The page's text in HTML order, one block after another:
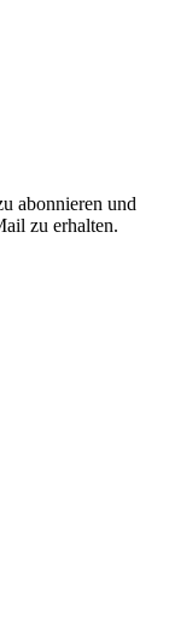
abonnieren und
zu erhalten.